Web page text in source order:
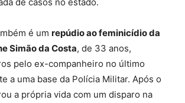
é um repúdio ao feminicídio da
Simão da Costa, de 33 anos,
pelo ex-companheiro no último
a uma base da Polícia Militar. Após o
a própria vida com um disparo na